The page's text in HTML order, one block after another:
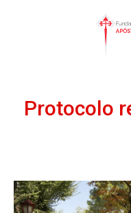
Protocolo